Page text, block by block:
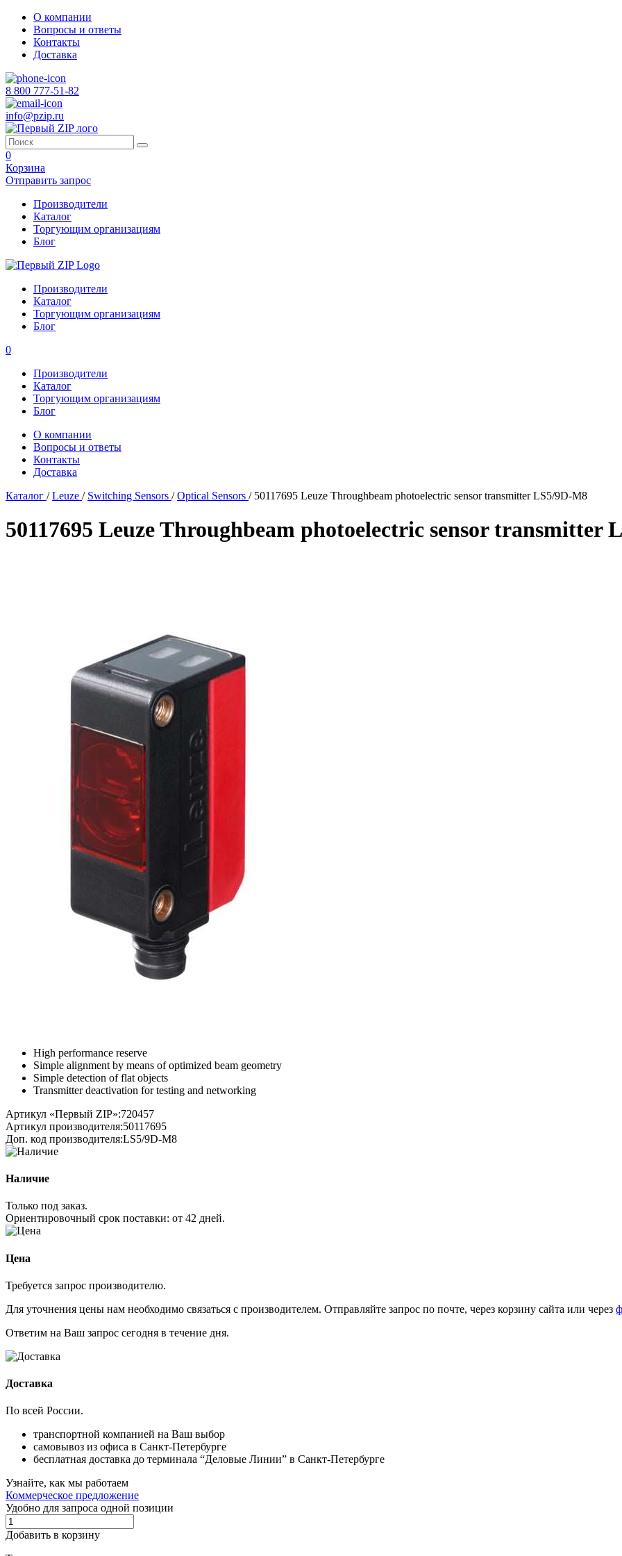
О компании
Вопросы и ответы
Контакты
Доставка
8 800 777-51-82
info@pzip.ru
0
Корзина
Отправить запрос
Производители
Каталог
Торгующим организациям
Блог
Производители
Каталог
Торгующим организациям
Блог
0
Производители
Каталог
Торгующим организациям
Блог
О компании
Вопросы и ответы
Контакты
Доставка
Каталог /Leuze / Switching Sensors /Optical Sensors / 50117695 Leuze Throughbeam photoelectric sensor transmitter LS5/9D-M8
50117695 Leuze Throughbeam photoelectric sensor transmitter
High performance reserve
Simple alignment by means of optimized beam geometry
Simple detection of flat objects
Transmitter deactivation for testing and networking
Артикул «Первый ZIP»:720457
Артикул производителя:50117695
Доп. код производителя:LS5/9D-M8
Наличие
Только под заказ.
Ориентировочный срок поставки: от 42 дней.
Цена
Требуется запрос производителю.
Для уточнения цены нам необходимо связаться с производителем. Отправляйте запрос по почте, через корзину сайта или через
Ответим на Ваш запрос сегодня в течение дня.
Доставка
По всей России.
транспортной компанией на Ваш выбор
самовывоз из офиса в Санкт-Петербурге
бесплатная доставка до терминала “Деловые Линии” в Санкт-Петербурге
Узнайте, как мы работаем
Коммерческое предложение
Удобно для запроса одной позиции
Добавить в корзину